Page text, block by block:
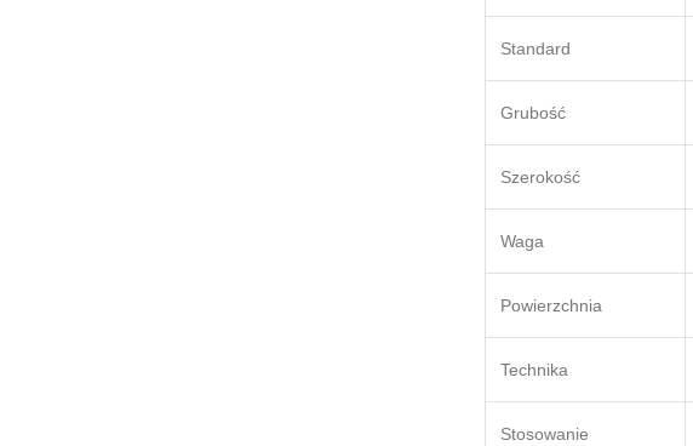
Standard
Grubość
Szerokość
Waga
Powierzchnia
Technika
Stosowanie